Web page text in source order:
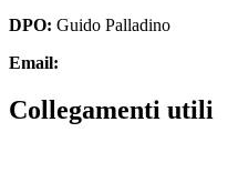
DPO: Guido Palladino
Email:
Collegamenti utili